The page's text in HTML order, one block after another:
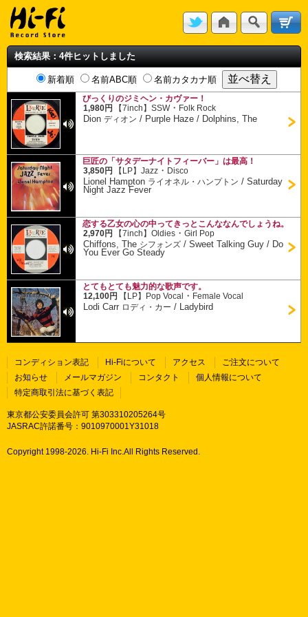
検索結果：4件ヒットしました
新着順 名前ABC順 名前カタカナ順
びっくりのジミヘン・カヴァー！
1,980円
【7inch】SSW・ Folk Rock
Dionディオン / Purple Haze / Dolphins, The
巨匠の「サタデーナイトフィーバー」は最高！
3,850円
【LP】Jazz ・ Disco
Lionel Hampton ライオネル・ハンプトン /Saturday
Night Jazz Fever
恋する乙女の心の中ってきっとこんななんでしょうね。
2,970円
【7inch】Oldies ・Girl Pop
Chiffons, The シフォンズ /Sweet Talking Guy / Do
You Ever Go Steady
とてもとても魅力的な歌声です。
12,100円
【LP】 Pop Vocal ・ Female Vocal
Lodi Carr ロディ・カー / Ladybird
コンディション表記 Hi-Fiについて アクセス
ご注文について
お知らせ
メールマガジン コンタクト
個人情報について
特定商取引法に基づく表記
東京都公安委員会許可 第303310205264号
JASRAC許諾番号：9010970001Y31018
Copyright 1998-2026. Hi-Fi Inc.All Rights Reserved.